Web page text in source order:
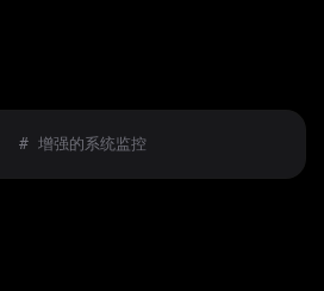
# 增强的系统监控